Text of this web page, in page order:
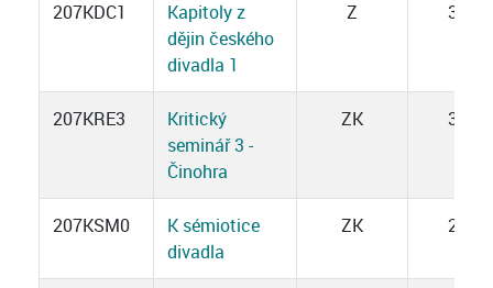
207KDC1
Kapitoly z
dějin českého
divadla 1
Z 3
207KRE3
Kritický
seminář 3 -
Činohra
ZK 3
207KSM0
K sémiotice
divadla
ZK 2